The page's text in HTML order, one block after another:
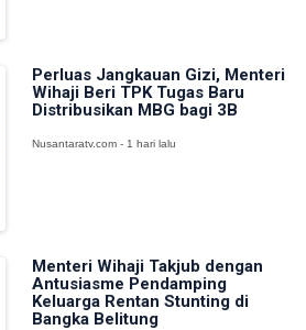
Perluas Jangkauan Gizi, Menteri
Wihaji Beri TPK Tugas Baru
Distribusikan MBG bagi 3B
Nusantaratv.com - 1 hari lalu
Menteri Wihaji Takjub dengan
Antusiasme Pendamping
Keluarga Rentan Stunting di
Bangka Belitung